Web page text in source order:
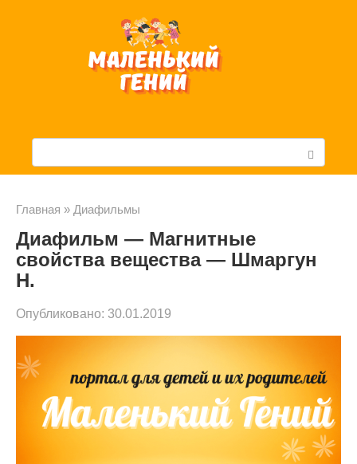
с
к
Главная » Диафильмы
Диафильм — Магнитные
свойства вещества — Шмаргун
Н.
Опубликовано: 30.01.2019